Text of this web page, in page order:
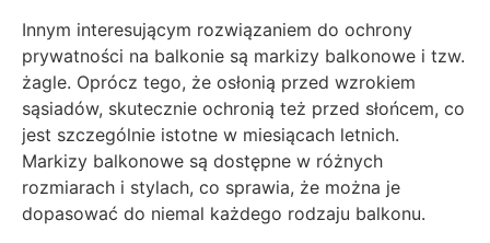
Innym interesującym rozwiązaniem do ochrony
prywatności na balkonie są markizy balkonowe i tzw.
żagle. Oprócz tego, że osłonią przed wzrokiem
sąsiadów, skutecznie ochronią też przed słońcem, co
jest szczególnie istotne w miesiącach letnich.
Markizy balkonowe są dostępne w różnych
rozmiarach i stylach, co sprawia, że można je
dopasować do niemal każdego rodzaju balkonu.